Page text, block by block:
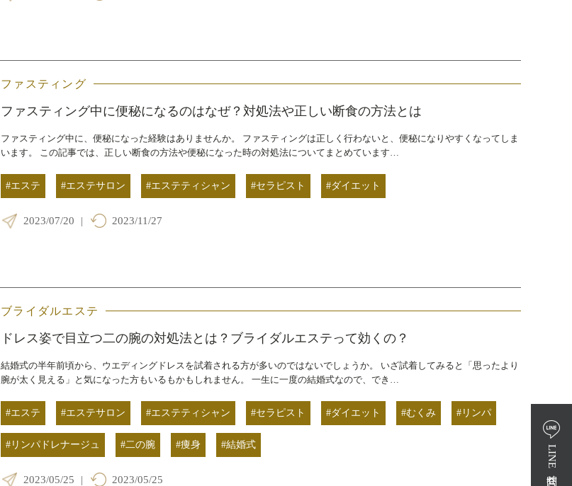
LINE問合せ
ファスティング
ファスティング中に便秘になるのはなぜ？対処法や正しい断食の方法とは
ファスティング中に、便秘になった経験はありませんか。 ファスティングは正しく行わないと、便秘になりやすくなってしま
います。 この記事では、正しい断食の方法や便秘になった時の対処法についてまとめています…
#エステ #エステサロン #エステティシャン #セラピスト #ダイエット
2023/07/20 | 2023/11/27
ブライダルエステ
ドレス姿で目立つ二の腕の対処法とは？ブライダルエステって効くの？
結婚式の半年前頃から、ウエディングドレスを試着される方が多いのではないでしょうか。 いざ試着してみると「思ったより
腕が太く見える」と気になった方もいるもかもしれません。 一生に一度の結婚式なので、でき…
#エステ #エステサロン #エステティシャン #セラピスト #ダイエット #むくみ #リンパ
#リンパドレナージュ #二の腕 #痩身 #結婚式
2023/05/25 | 2023/05/25